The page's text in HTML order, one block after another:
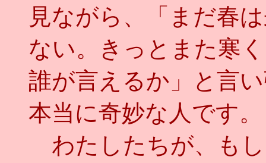
見ながら、「まだ春
ない。きっとまた寒
誰が言えるか」と言
本当に奇妙な人です。
わたしたちが、も